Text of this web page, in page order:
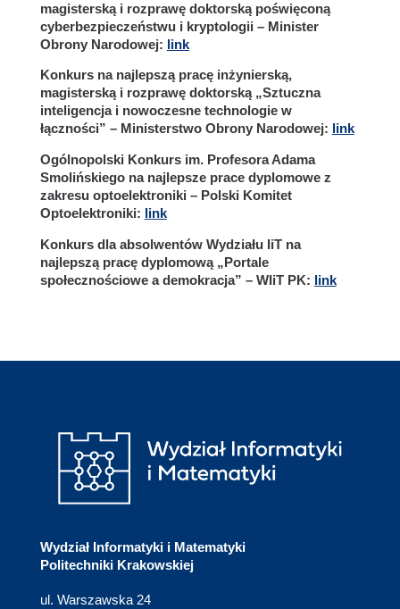
magisterską i rozprawę doktorską poświęconą
cyberbezpieczeństwu i kryptologii – Minister
Obrony Narodowej:
link
Konkurs na najlepszą pracę inżynierską,
magisterską i rozprawę doktorską „Sztuczna
inteligencja i nowoczesne technologie w
łączności” – Ministerstwo Obrony Narodowej:
link
Ogólnopolski Konkurs im. Profesora Adama
Smolińskiego na najlepsze prace dyplomowe z
zakresu optoelektroniki – Polski Komitet
Optoelektroniki:
link
Konkurs dla absolwentów Wydziału IiT na
najlepszą pracę dyplomową „Portale
społecznościowe a demokracja” – WIiT PK:
link
Wydział Informatyki i Matematyki
Politechniki Krakowskiej
ul. Warszawska 24